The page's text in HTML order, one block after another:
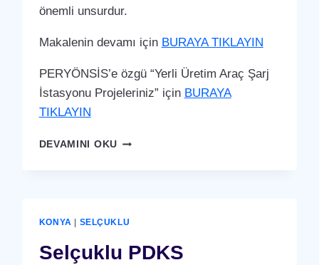
önemli unsurdur.
Makalenin devamı için BURAYA TIKLAYIN
PERYÖNSİS’e özgü “Yerli Üretim Araç Şarj
İstasyonu Projeleriniz” için BURAYA
TIKLAYIN
DEVAMINI OKUSELÇUKLU
KONYA SELÇUKLU
Selçuklu PDKS